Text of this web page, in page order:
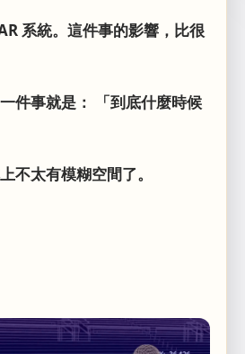
系統。這件事的影響，比很
件事就是： 「到底什麼時候
不太有模糊空間了。